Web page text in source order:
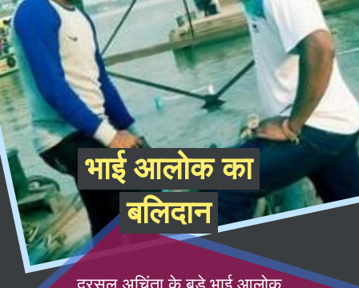
भाई आलोक का
बलिदान
भाई आलोक का
बलिदान